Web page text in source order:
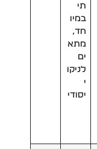
תי
במיו
חד,
מתא
ים
לניקו
י
יסודי